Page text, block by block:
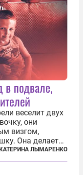
подвале,
веселит двух
они
визгом,
Она делает
что она
дрель, конечно,
ЛЫМАРЕНКО